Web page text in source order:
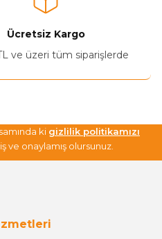
Ücretsiz Kargo
ve üzeri tüm siparişlerde
ki gizlilik politikamızı
ve onaylamış olursunuz.